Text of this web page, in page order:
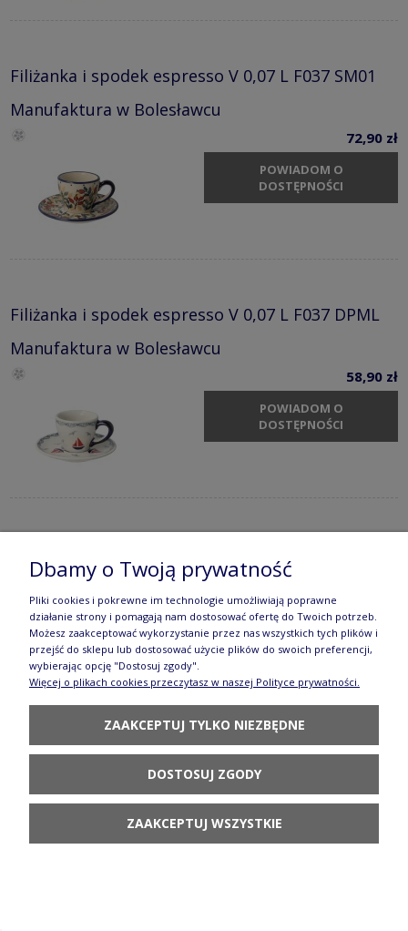
Filiżanka i spodek espresso V 0,07 L F037 SM01
Manufaktura w Bolesławcu
72,90 zł
POWIADOM O
DOSTĘPNOŚCI
Filiżanka i spodek espresso V 0,07 L F037 DPML
Manufaktura w Bolesławcu
58,90 zł
POWIADOM O
DOSTĘPNOŚCI
w Bolesławcu
114,90 zł
DO KOSZYKA
Czajnik V 1,5 L C017 GM13 Manufaktura w
Dbamy o Twoją prywatność
Pliki cookies i pokrewne im technologie umożliwiają poprawne
działanie strony i pomagają nam dostosować ofertę do Twoich potrzeb.
Możesz zaakceptować wykorzystanie przez nas wszystkich tych plików i
przejść do sklepu lub dostosować użycie plików do swoich preferencji,
wybierając opcję "Dostosuj zgody".
Więcej o plikach cookies przeczytasz w naszej Polityce prywatności.
ZAAKCEPTUJ TYLKO NIEZBĘDNE
DOSTOSUJ ZGODY
ZAAKCEPTUJ WSZYSTKIE